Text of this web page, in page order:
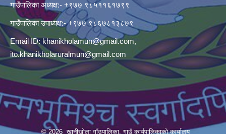
गाउँपालिका अध्यक्ष:- +९७७ ९८५११६१७९९
गाउँपालिका उपाध्यक्ष:- +९७७ ९८६७८१३८७९
Email ID:khanikholamun@gmail.com,
ito.khanikholaruralmun@gmail.com
© 2026 खानीखोला गाँउपालिका, गाउँ कार्यपालिकाको कार्यालय